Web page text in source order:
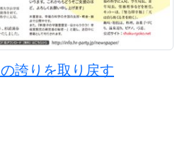
誇りを取り戻す